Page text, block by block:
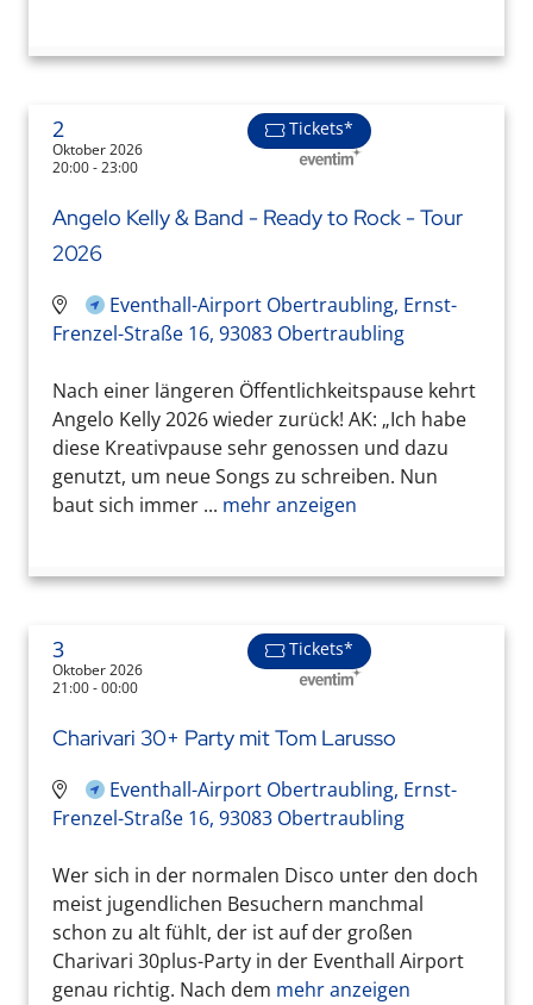
2
Oktober 2026
20:00 - 23:00
Tickets*
Angelo Kelly & Band - Ready to Rock - Tour
2026
Eventhall-Airport Obertraubling, Ernst-
Frenzel-Straße 16, 93083 Obertraubling
Nach einer längeren Öffentlichkeitspause kehrt
Angelo Kelly 2026 wieder zurück! AK: „Ich habe
diese Kreativpause sehr genossen und dazu
genutzt, um neue Songs zu schreiben. Nun
baut sich immer ... mehr anzeigen
3
Oktober 2026
21:00 - 00:00
Tickets*
Charivari 30+ Party mit Tom Larusso
Eventhall-Airport Obertraubling, Ernst-
Frenzel-Straße 16, 93083 Obertraubling
Wer sich in der normalen Disco unter den doch
meist jugendlichen Besuchern manchmal
schon zu alt fühlt, der ist auf der großen
Charivari 30plus-Party in der Eventhall Airport
genau richtig. Nach dem mehr anzeigen